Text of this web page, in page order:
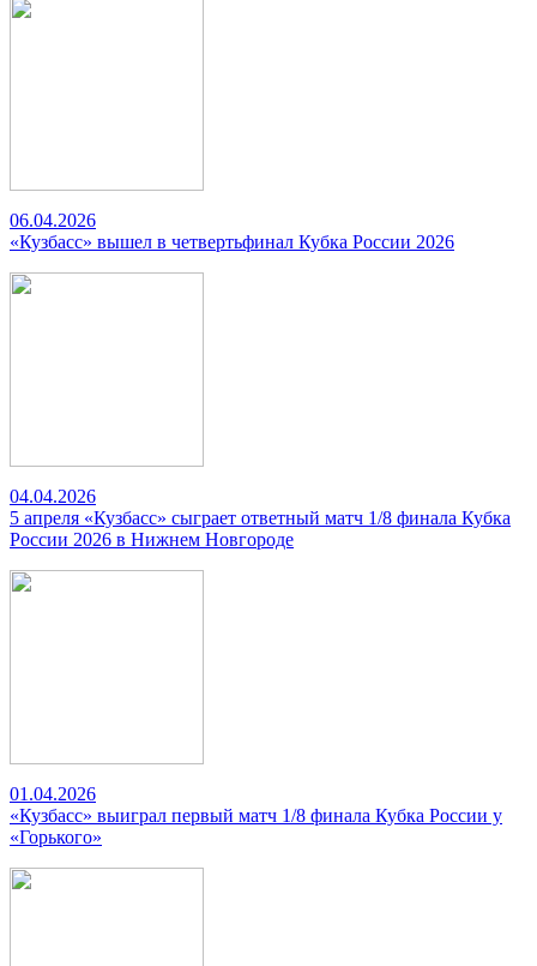
06.04.2026
«Кузбасс» вышел в четвертьфинал Кубка России 2026
04.04.2026
5 апреля «Кузбасс» сыграет ответный матч 1/8 финала Кубка
России 2026 в Нижнем Новгороде
01.04.2026
«Кузбасс» выиграл первый матч 1/8 финала Кубка России у
«Горького»